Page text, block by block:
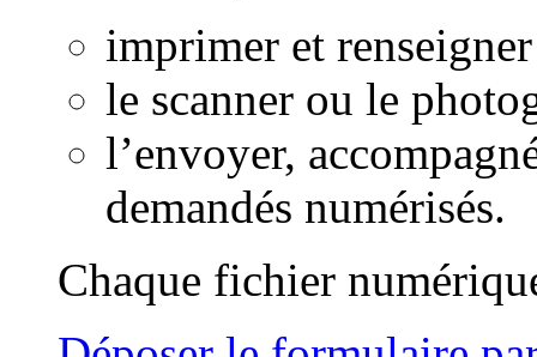
imprimer et
le scanner ou le
l’envoyer,
demandés numérisés.
Chaque fichier